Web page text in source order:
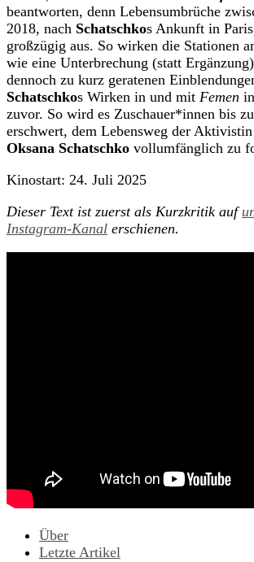
beantworten, denn Lebensumbrüche
2018, nach Schatschkos Ankunft in
großzügig aus. So wirken die Stationen
wie eine Unterbrechung (statt
dennoch zu kurz geratenen
Schatschkos Wirken in und mit Femen
zuvor. So wird es Zuschauer*innen bis
erschwert, dem Lebensweg der
Oksana Schatschko vollumfänglich zu
Kinostart: 24. Juli 2025
Dieser Text ist zuerst als Kurzkritik auf
Instagram-Kanal erschienen.
Über
Letzte Artikel